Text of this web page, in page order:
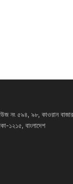
নং ৫৯৪, ৯৮, কাওরান বাজার
১২১৫, বাংলাদেশ